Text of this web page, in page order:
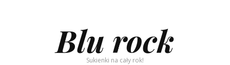
Blu rock
Sukienki na cały rok!